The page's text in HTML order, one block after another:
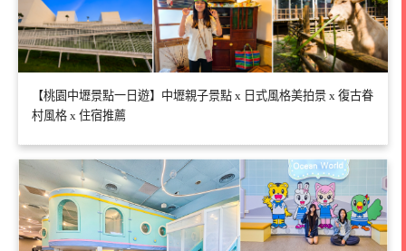
【桃園中壢景點一日遊】中壢親子景點 x 日式風格美拍景 x 復古眷
村風格 x 住宿推薦